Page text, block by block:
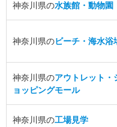
神奈川県の水族館・動物園
神奈川県のビーチ・海水浴
神奈川県のアウトレット・
ョッピングモール
神奈川県の工場見学